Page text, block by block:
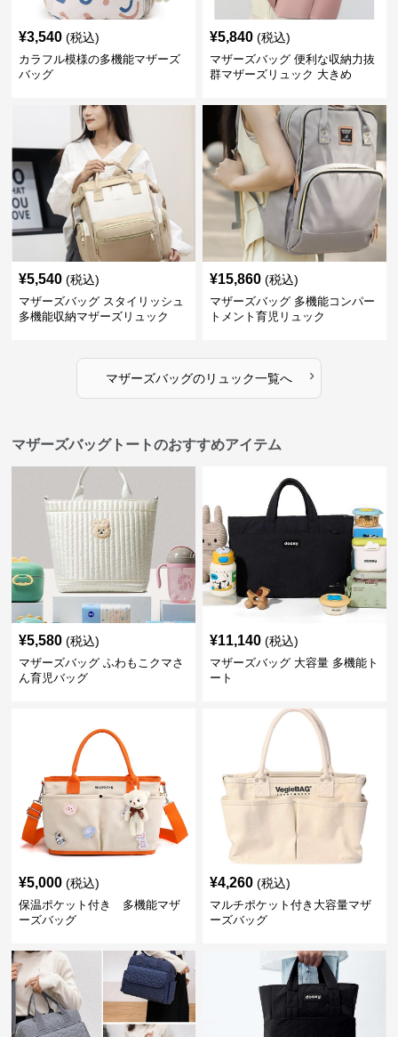
¥3,540 (税込)
カラフル模様の多機能マザーズ
バッグ
¥5,840 (税込)
マザーズバッグ 便利な収納力抜
群マザーズリュック 大きめ
¥5,540 (税込)
マザーズバッグ スタイリッシュ
多機能収納マザーズリュック
¥15,860 (税込)
マザーズバッグ 多機能コンパー
トメント育児リュック
マザーズバッグのリュック一覧へ ›
マザーズバッグトートのおすすめアイテム
¥5,580 (税込)
マザーズバッグ ふわもこクマさ
ん育児バッグ
¥11,140 (税込)
マザーズバッグ 大容量 多機能ト
ート
¥5,000 (税込)
保温ポケット付き 多機能マザ
ーズバッグ
¥4,260 (税込)
マルチポケット付き大容量マザ
ーズバッグ